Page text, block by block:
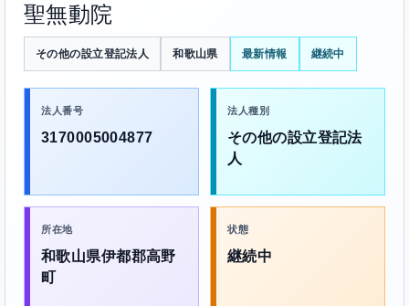
聖無動院
その他の設立登記法人 和歌山県 最新情報 継続中
法人番号
3170005004877
法人種別
その他の設立登記法
人
所在地
和歌山県伊都郡高野
町
状態
継続中